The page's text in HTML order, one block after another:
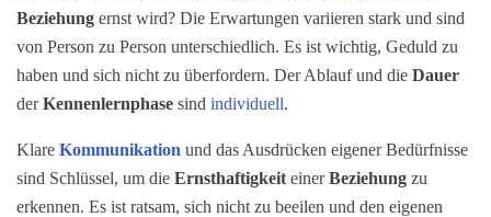
Beziehung ernst wird? Die Erwartungen variieren stark und sind
von Person zu Person unterschiedlich. Es ist wichtig, Geduld zu
haben und sich nicht zu überfordern. Der Ablauf und die Dauer
derKennenlernphase sind individuell.
Klare Kommunikation und das Ausdrücken eigener Bedürfnisse
sind Schlüssel, um die Ernsthaftigkeit einerBeziehung zu
erkennen. Es ist ratsam, sich nicht zu beeilen und den eigenen